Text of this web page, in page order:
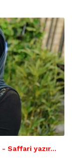
- Saffari yazır…